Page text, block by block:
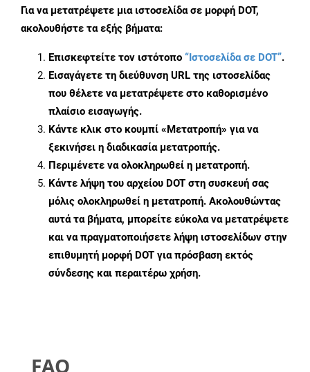
Για να μετατρέψετε μια ιστοσελίδα σε μορφή DOT,
ακολουθήστε τα εξής βήματα:
Επισκεφτείτε τον ιστότοπο “Ιστοσελίδα σε DOT”.
Εισαγάγετε τη διεύθυνση URL της ιστοσελίδας
που θέλετε να μετατρέψετε στο καθορισμένο
πλαίσιο εισαγωγής.
Κάντε κλικ στο κουμπί «Μετατροπή» για να
ξεκινήσει η διαδικασία μετατροπής.
Περιμένετε να ολοκληρωθεί η μετατροπή.
Κάντε λήψη του αρχείου DOT στη συσκευή σας
μόλις ολοκληρωθεί η μετατροπή. Ακολουθώντας
αυτά τα βήματα, μπορείτε εύκολα να μετατρέψετε
και να πραγματοποιήσετε λήψη ιστοσελίδων στην
επιθυμητή μορφή DOT για πρόσβαση εκτός
σύνδεσης και περαιτέρω χρήση.
FAQ